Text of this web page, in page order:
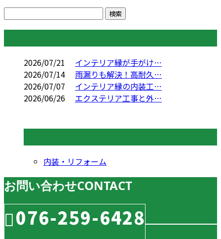
2026/07/21
インテリア縁が手がけ…
2026/07/14
雨漏りも解決！高耐久…
2026/07/07
インテリア縁の内装工…
2026/06/26
エクステリア工事と外…
内装・リフォーム
お問い合わせCONTACT
076-259-6428